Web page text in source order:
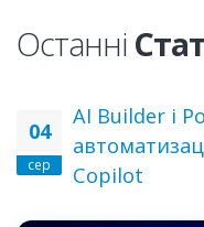
Останні
04
сер
AI Builder і
Copilot